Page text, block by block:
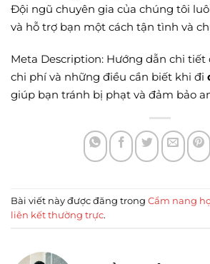
Đội ngũ chuyên gia của chúng tôi
và hỗ trợ bạn một cách tận tình và
Meta Description: Hướng dẫn chi
chi phí và những điều cần biết khi đi
giúp bạn tránh bị phạt và đảm bảo
Bài viết này được đăng trong Cẩm nang
liên kết thường trực.